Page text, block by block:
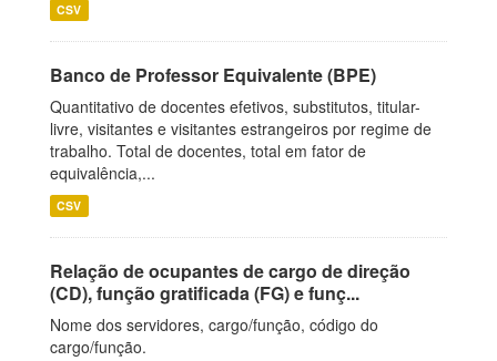
CSV
Banco de Professor Equivalente (BPE)
Quantitativo de docentes efetivos, substitutos, titular-
livre, visitantes e visitantes estrangeiros por regime de
trabalho. Total de docentes, total em fator de
equivalência,...
CSV
Relação de ocupantes de cargo de direção
(CD), função gratificada (FG) e funç...
Nome dos servidores, cargo/função, código do
cargo/função.